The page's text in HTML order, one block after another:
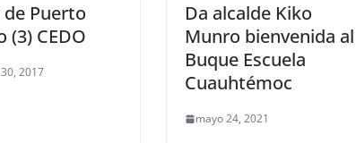
de Puerto
(3) CEDO
2017
Da alcalde Kiko
Munro bienvenida al
Buque Escuela
Cuauhtémoc
mayo 24, 2021